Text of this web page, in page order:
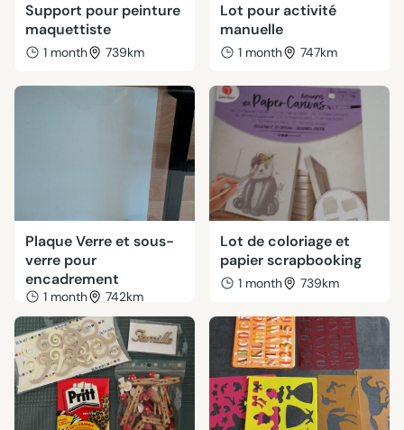
Support pour peinture
maquettiste
1 month 739km
Lot pour activité
manuelle
1 month 747km
Plaque Verre et sous-
verre pour
encadrement
1 month 742km
Lot de coloriage et
papier scrapbooking
1 month 739km